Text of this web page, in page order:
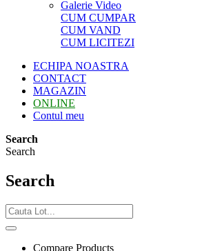
Galerie Video
CUM CUMPAR
CUM VAND
CUM LICITEZI
ECHIPA NOASTRA
CONTACT
MAGAZIN
ONLINE
Contul meu
Search
Search
Search
Compare Products